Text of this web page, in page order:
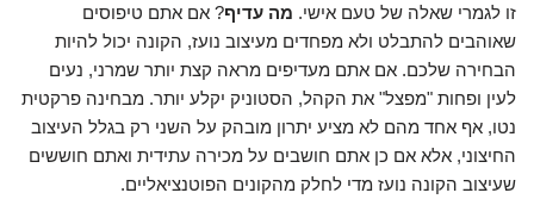
זו לגמרי שאלה של טעם אישי. מה עדיף? אם אתם טיפוסים
שאוהבים להתבלט ולא מפחדים מעיצוב נועז, הקונה יכול להיות
הבחירה שלכם. אם אתם מעדיפים מראה קצת יותר שמרני, נעים
לעין ופחות "מפצל" את הקהל, הסטוניק יקלע יותר. מבחינה פרקטית
נטו, אף אחד מהם לא מציע יתרון מובהק על השני רק בגלל העיצוב
החיצוני, אלא אם כן אתם חושבים על מכירה עתידית ואתם חוששים
שעיצוב הקונה נועז מדי לחלק מהקונים הפוטנציאליים.